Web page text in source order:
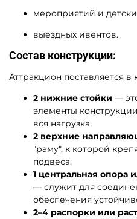
мероприятий и
выездных ивентов.
Состав конструкции:
Аттракцион поставляется в
2 нижние стойки —
элементы
вся нагрузка.
2 верхние
"раму", к которой
подвеса.
1 центральная опора
— служит для
обеспечения
2–4 распорки или